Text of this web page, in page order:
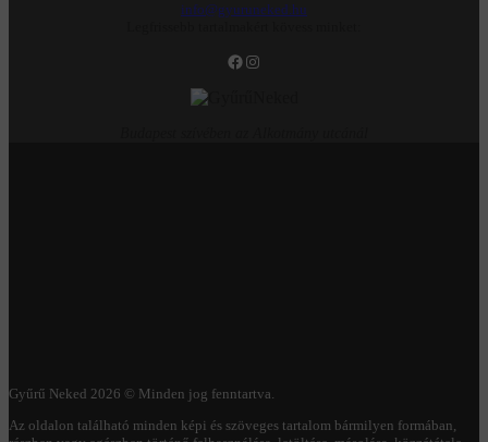
info@gyuruneked.hu
Facebook
Instagram
Gyűrű Neked 2026 © Minden jog fenntartva.
Az oldalon található minden képi és szöveges tartalom bármilyen formában,